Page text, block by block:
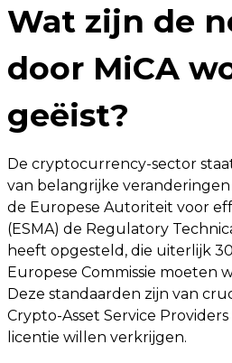
Wat zijn de
door MiCA
geëist?
De cryptocurrency-sector
van belangrijke
de Europese Autoriteit voor
(ESMA) de Regulatory
heeft opgesteld, die uiterlijk
Europese Commissie moeten
Deze standaarden zijn van
Crypto-Asset Service Providers
licentie willen verkrijgen.